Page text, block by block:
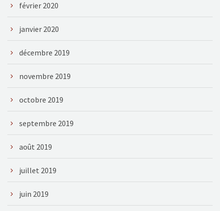
février 2020
janvier 2020
décembre 2019
novembre 2019
octobre 2019
septembre 2019
août 2019
juillet 2019
juin 2019